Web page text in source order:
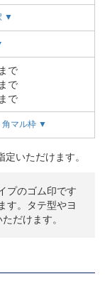
▼
で
で
で
角マル枠 ▼
いただけます。
プのゴム印です
す。タテ型やヨ
だけます。